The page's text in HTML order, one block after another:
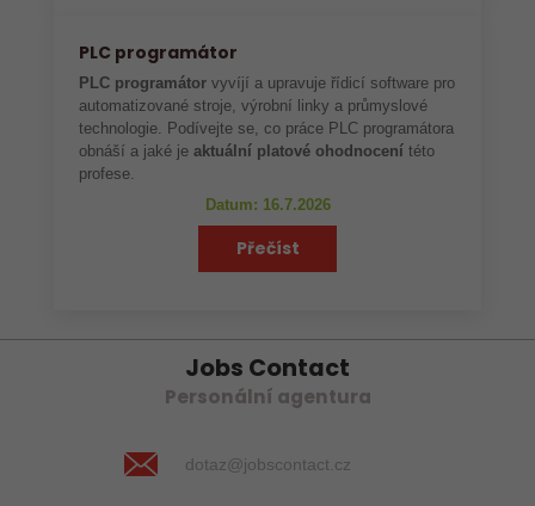
PLC programátor
PLC programátor vyvíjí a upravuje řídicí software pro
automatizované stroje, výrobní linky a průmyslové
technologie. Podívejte se, co práce PLC programátora
obnáší a jaké je aktuální platové ohodnocení této
profese.
Datum: 16.7.2026
Přečíst
Jobs Contact
Personální agentura
dotaz@jobscontact.cz